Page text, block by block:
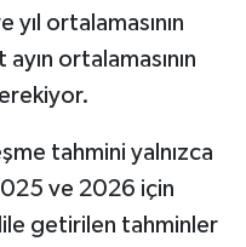
ortalamasının
ortalamasının
tahmini yalnızca
ve 2026 için
getirilen tahminler